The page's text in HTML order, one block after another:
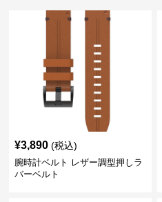
¥3,890 (税込)
腕時計ベルト レザー調型押しラ
バーベルト